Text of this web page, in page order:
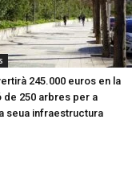
245.000 euros en la
de 250 arbres per a
seua infraestructura